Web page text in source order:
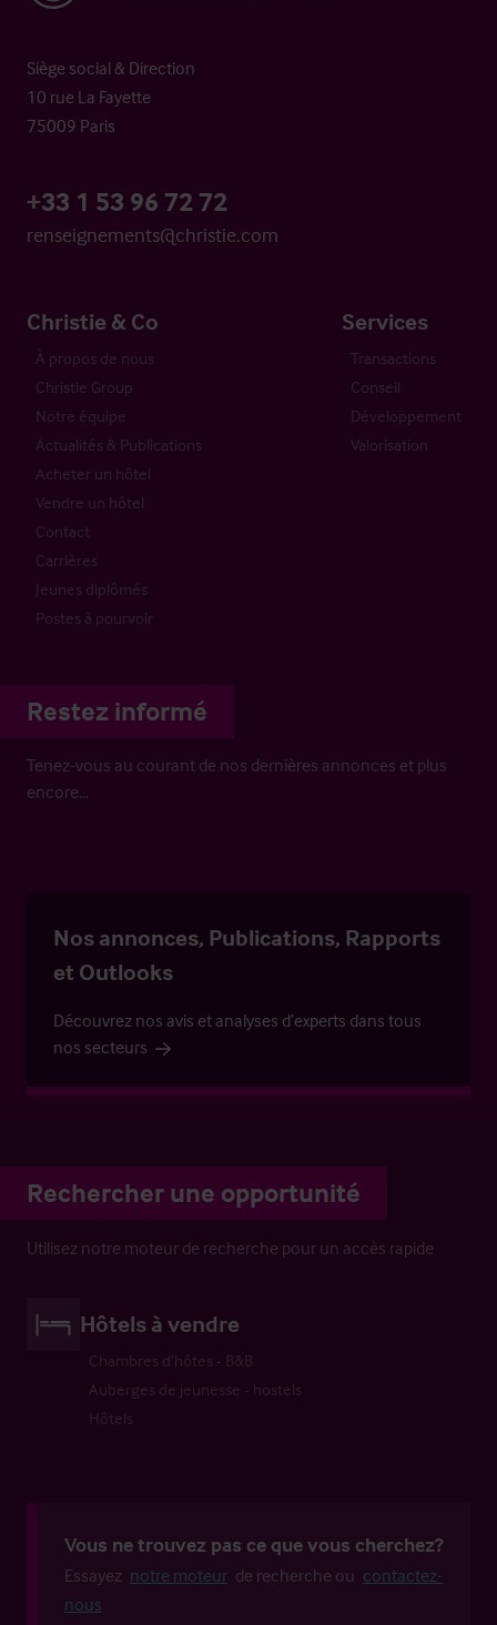
Siège social & Direction
10 rue La Fayette
75009 Paris
+33 1 53 96 72 72
renseignements@christie.com
Christie & Co
À propos de nous
Christie Group
Notre équipe
Actualités & Publications
Acheter un hôtel
Vendre un hôtel
Contact
Carrières
Jeunes diplômés
Postes à pourvoir
Services
Transactions
Conseil
Développement
Valorisation
Restez informé
Tenez-vous au courant de nos dernières annonces et plus
encore…
Nos annonces, Publications, Rapports
et Outlooks
Découvrez nos avis et analyses d’experts dans tous
nos secteurs
Rechercher une opportunité
Utilisez notre moteur de recherche pour un accès rapide
Hôtels à vendre
Chambres d’hôtes - B&B
Auberges de jeunesse - hostels
Hôtels
Vous ne trouvez pas ce que vous cherchez?
Essayez notre moteur de recherche ou contactez-
nous